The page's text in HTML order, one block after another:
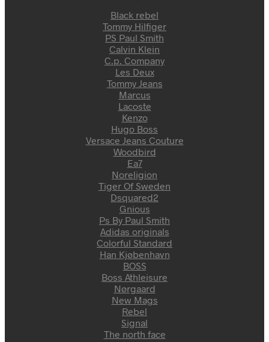
Black rebel
Tommy Hilfiger
PS Paul Smith
Calvin Klein
C.p. Company
Les Deux
Tommy Jeans
Marcus
Lacoste
Kenzo
Hugo Boss
Versace Jeans Couture
Woodbird
Ea7
Noreligion
Tiger Of Sweden
Dsquared2
Gnious
Ps By Paul Smith
Adidas originals
Colorful Standard
Han Kjøbenhavn
BOSS
Boss Athleisure
Nørgaard
New Mags
Rebel
Signal
The north face